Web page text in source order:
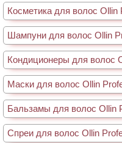
Косметика для волос Ollin
Шампуни для волос Ollin
Кондиционеры для волос
Маски для волос Ollin
Бальзамы для волос Ollin
Спреи для волос Ollin